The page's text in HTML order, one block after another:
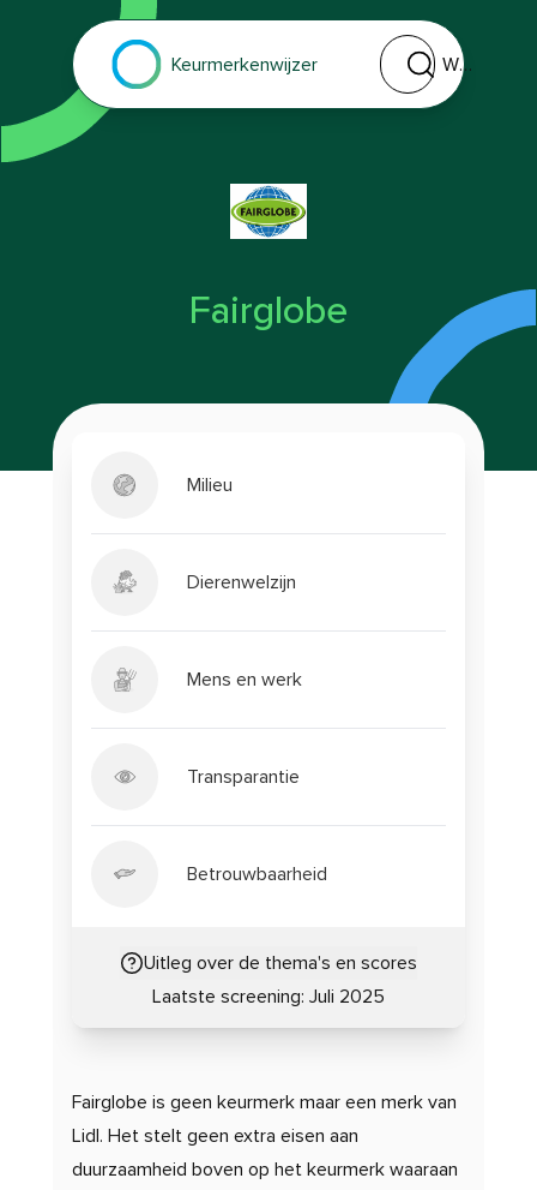
Keurmerkenwijzer
Welk keurmerk of
Fairglobe
Milieu
Dierenwelzijn
Mens en werk
Transparantie
Betrouwbaarheid
Uitleg over de thema's en scores
Laatste screening: Juli 2025
Fairglobe is geen keurmerk maar een merk van
Lidl. Het stelt geen extra eisen aan
duurzaamheid boven op het keurmerk waaraan